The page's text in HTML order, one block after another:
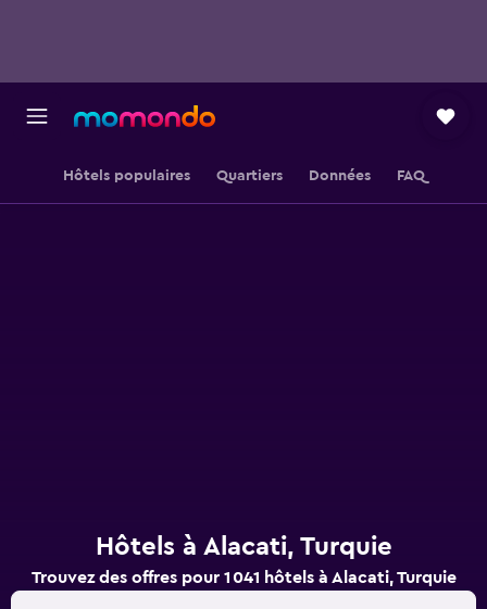
Hôtels populaires Quartiers Données FAQ
Hôtels à Alacati, Turquie
Trouvez des offres pour 1 041 hôtels à Alacati, Turquie